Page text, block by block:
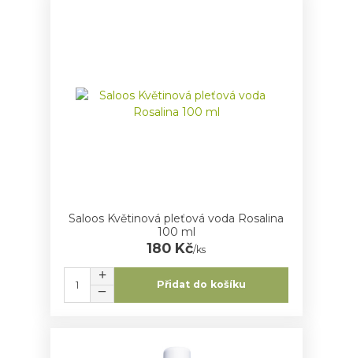
Saloos Květinová pleťová voda Rosalina
100 ml
180 Kč/ks
Přidat do košíku